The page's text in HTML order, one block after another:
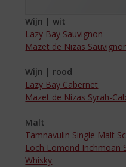
Wijn | wit
Lazy Bay Sauvignon
Mazet de Nizas
Wijn | rood
Lazy Bay Cabernet
Mazet de Nizas Syrah-
Malt
Tamnavulin Single Malt
Loch Lomond Inchmoan
Whisky